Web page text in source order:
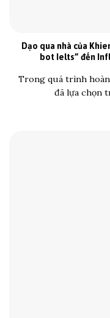
Dạo qua nhà của
bot Ielts” đến
Trong quá trình hoàn
đã lựa chọn